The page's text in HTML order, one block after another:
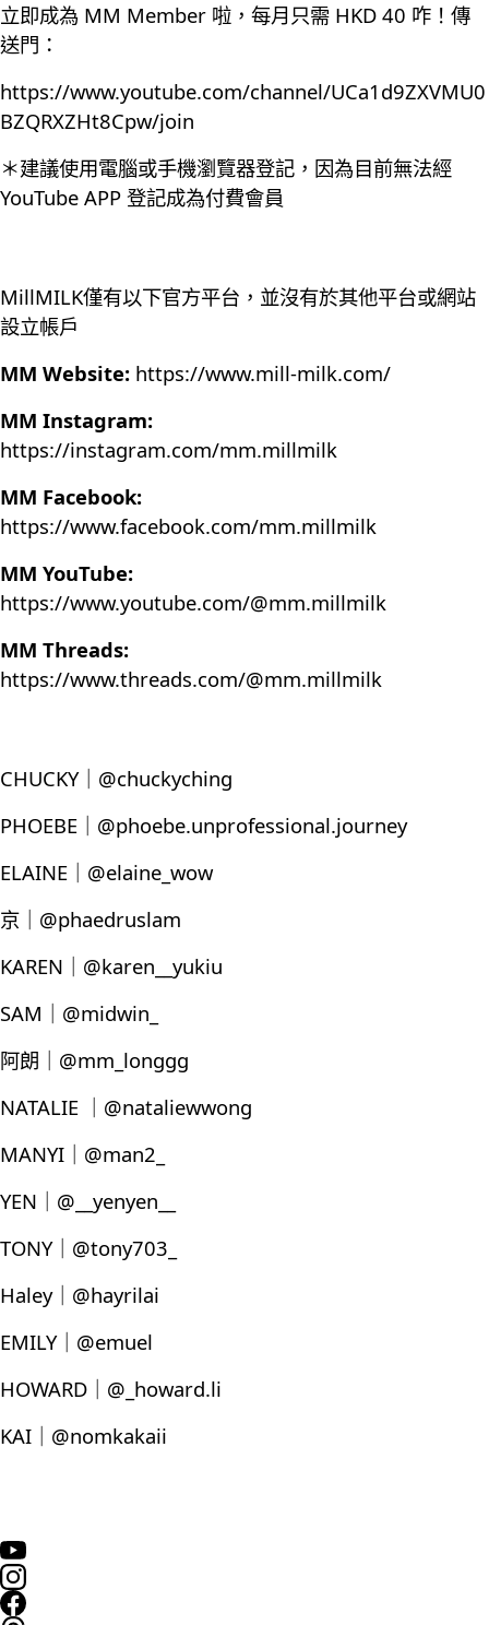
立即成為 MM Member 啦，每月只需 HKD 40 咋！傳
送門：
https://www.youtube.com/channel/UCa1d9ZXVMU0
BZQRXZHt8Cpw/join
＊建議使用電腦或手機瀏覽器登記，因為目前無法經
YouTube APP 登記成為付費會員
MillMILK僅有以下官方平台，並沒有於其他平台或網站
設立帳戶
MM Website: https://www.mill-milk.com/
MM Instagram:
https://instagram.com/mm.millmilk
MM Facebook:
https://www.facebook.com/mm.millmilk
MM YouTube:
https://www.youtube.com/@mm.millmilk
MM Threads:
https://www.threads.com/@mm.millmilk
CHUCKY｜@chuckyching
PHOEBE｜@phoebe.unprofessional.journey
ELAINE｜@elaine_wow
京｜@phaedruslam
KAREN｜@karen__yukiu
SAM｜@midwin_
阿朗｜@mm_longgg
NATALIE ｜@nataliewwong
MANYI｜@man2_
YEN｜@__yenyen__
TONY｜@tony703_
Haley｜@hayrilai
EMILY｜@emuel
HOWARD｜@_howard.li
KAI｜@nomkakaii